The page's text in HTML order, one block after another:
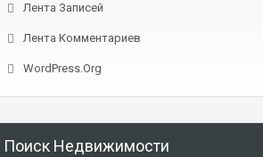
Лента Записей
Лента Комментариев
WordPress.org
Поиск Недвижимости